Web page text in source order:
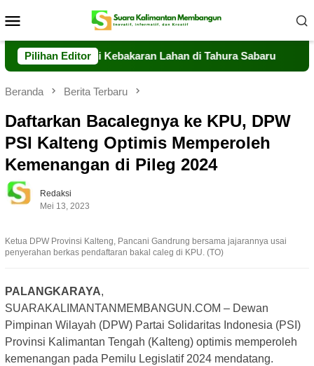
ke
Mobile
Pilihan Editor
Tangani Kebakaran Lahan di Tahura Sabaru
Beranda Berita Terbaru
Daftarkan Bacalegnya ke KPU, DPW
PSI Kalteng Optimis Memperoleh
Kemenangan di Pileg 2024
Redaksi
Mei 13, 2023
Ketua DPW Provinsi Kalteng, Pancani Gandrung bersama jajarannya usai
penyerahan berkas pendaftaran bakal caleg di KPU. (TO)
PALANGKARAYA,
SUARAKALIMANTANMEMBANGUN.COM – Dewan
Pimpinan Wilayah (DPW) Partai Solidaritas Indonesia (PSI)
Provinsi Kalimantan Tengah (Kalteng) optimis memperoleh
kemenangan pada Pemilu Legislatif 2024 mendatang.